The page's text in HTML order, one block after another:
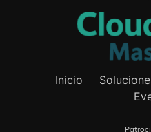
Inicio